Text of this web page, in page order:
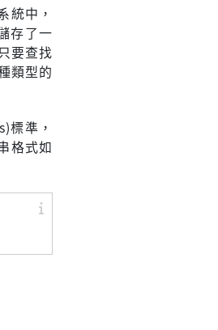
統中，
存了一
要查找
類型的
準，
格式如